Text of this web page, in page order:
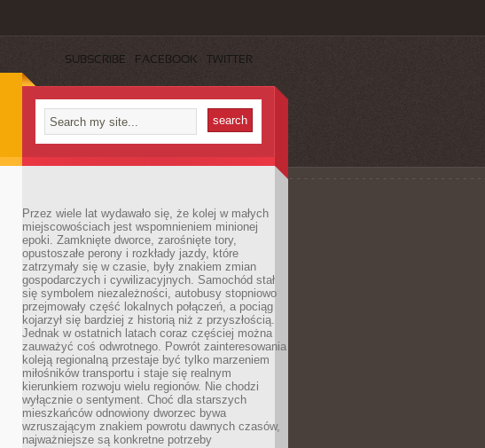
SUBSCRIBE FACEBOOK TWITTER
Przez wiele lat wydawało się, że kolej w małych
miejscowościach jest wspomnieniem minionej
epoki. Zamknięte dworce, zarośnięte tory,
opustoszałe perony i rozkłady jazdy, które
zatrzymały się w czasie, były znakiem zmian
gospodarczych i cywilizacyjnych. Samochód stał
się symbolem niezależności, autobusy stopniowo
przejmowały część lokalnych połączeń, a pociąg
kojarzył się bardziej z historią niż z przyszłością.
Jednak w ostatnich latach coraz częściej można
zauważyć coś odwrotnego. Powrót zainteresowania
koleją regionalną przestaje być tylko marzeniem
miłośników transportu i staje się realnym
kierunkiem rozwoju wielu regionów. Nie chodzi
wyłącznie o sentyment. Choć dla starszych
mieszkańców odnowiony dworzec bywa
wzruszającym znakiem powrotu dawnych czasów,
najważniejsze są konkretne potrzeby